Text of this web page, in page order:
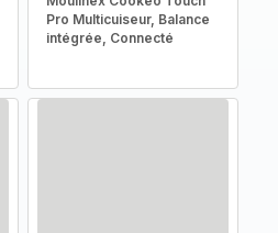
Pro Multicuiseur, Balance
intégrée, Connecté